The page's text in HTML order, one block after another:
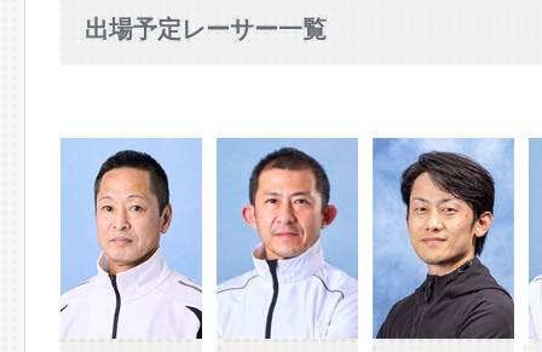
出場予定レーサー一覧